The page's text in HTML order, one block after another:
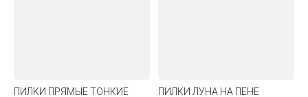
ПИЛКИ ПРЯМЫЕ ТОНКИЕ
ПИЛКИ ЛУНА НА ПЕНЕ